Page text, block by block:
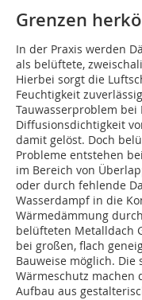
Grenzen
In der Praxis werden
als belüftete,
Hierbei sorgt die
Feuchtigkeit
Tauwasserproblem
Diffusionsdichtigkeit
damit gelöst. Doch
Probleme entstehen
im Bereich von
oder durch fehlende
Wasserdampf in die
Wärmedämmung
belüfteten Metalldach
bei großen, flach
Bauweise möglich.
Wärmeschutz machen
Aufbau aus